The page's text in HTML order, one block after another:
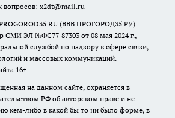
вопросов: x2dt@mail.ru
(ВВВ.ПРОГОРОД35.РУ).
СМИ ЭЛ №ФС77-87303 от 08 мая 2024 г.,
службой по надзору в сфере связи,
и массовых коммуникаций.
16+.
на данном сайте, охраняется в
РФ об авторском праве и не
кем-либо в какой бы то ни было форме, в